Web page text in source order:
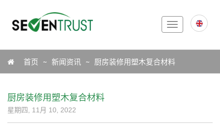
Toggle
navigation
Icon首页 新闻资讯 厨房装修用塑木复合材料
厨房装修用塑木复合材料
星期四, 11月 10, 2022